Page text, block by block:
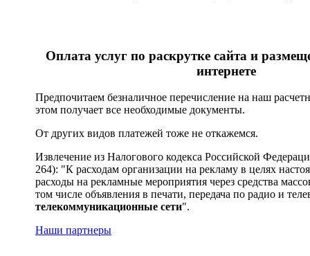
Оплата услуг по раскрутке сайта и
интернете
Предпочитаем безналичное перечисление на наш
этом получает все необходимые документы.
От других видов платежей тоже не откажемся.
Извлечение из Налогового кодекса Российской
264): "К расходам организации на рекламу в целях
расходы на рекламные мероприятия через средства
том числе объявления в печати, передача по радио и
телекоммуникационные сети".
Наши партнеры